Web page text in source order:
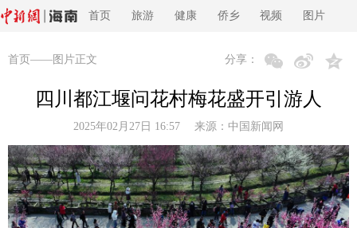
首页 旅游 健康 侨乡 视频 图片
首页 ——图片正文 分享：
四川都江堰问花村梅花盛开引游人
2025年02月27日 16:57 来源： 中国新闻网